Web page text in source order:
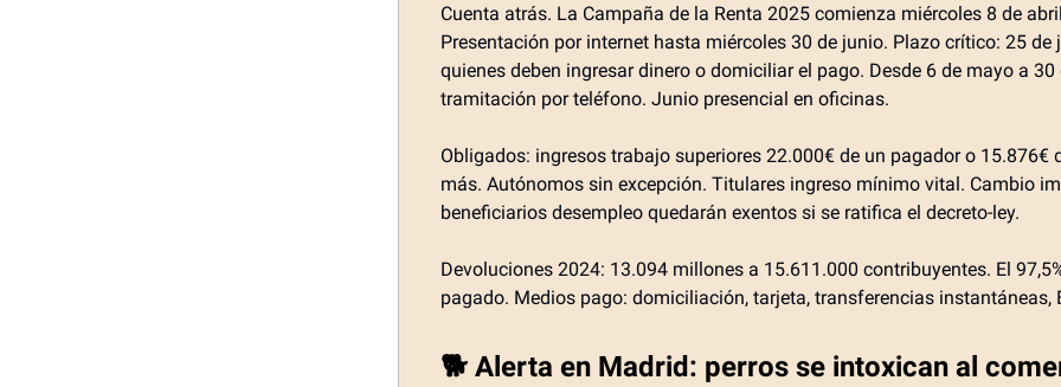
Cuenta atrás. La Campaña de la Renta 2025 comienza miércoles 8 de
Presentación por internet hasta miércoles 30 de junio. Plazo crítico: 25 de
quienes deben ingresar dinero o domiciliar el pago. Desde 6 de mayo a 30
tramitación por teléfono. Junio presencial en oficinas.
Obligados: ingresos trabajo superiores 22.000€ de un pagador o 15.876€
más. Autónomos sin excepción. Titulares ingreso mínimo vital. Cambio
beneficiarios desempleo quedarán exentos si se ratifica el decreto-ley.
Devoluciones 2024: 13.094 millones a 15.611.000 contribuyentes. El
pagado. Medios pago: domiciliación, tarjeta, transferencias instantáneas,
🐕 Alerta en Madrid: perros se intoxican al